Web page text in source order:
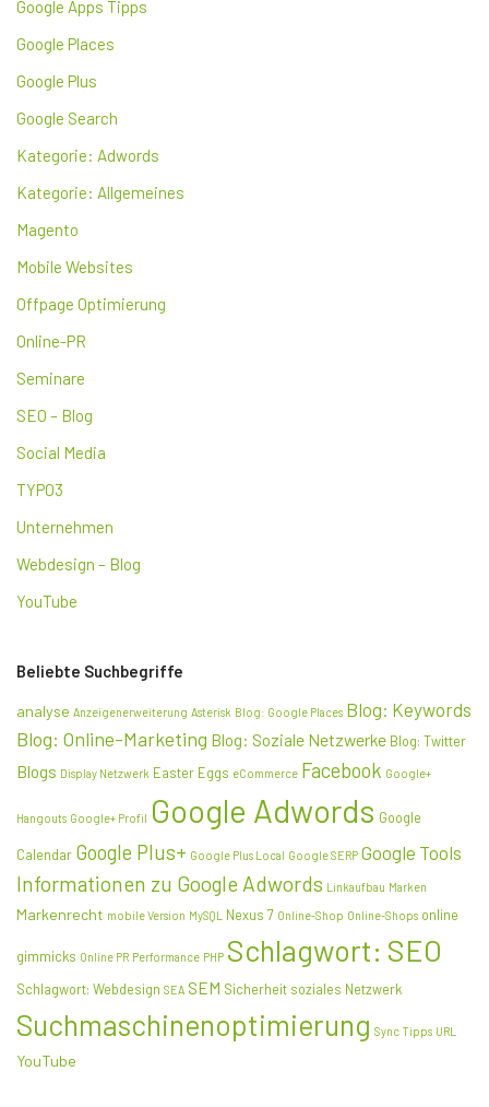
Google Apps Tipps
Google Places
Google Plus
Google Search
Kategorie: Adwords
Kategorie: Allgemeines
Magento
Mobile Websites
Offpage Optimierung
Online-PR
Seminare
SEO – Blog
Social Media
TYPO3
Unternehmen
Webdesign – Blog
YouTube
Beliebte Suchbegriffe
analyse Anzeigenerweiterung Asterisk Blog: Google Places Blog: Keywords
Blog: Online-Marketing Blog: Soziale Netzwerke Blog: Twitter
Blogs Display Netzwerk Easter Eggs eCommerce Facebook Google+
Hangouts Google+ Profil Google Adwords Google
Calendar Google Plus+ Google Plus Local Google SERP Google Tools
Informationen zu Google Adwords Linkaufbau Marken
Markenrecht mobile Version MySQL Nexus 7 Online-Shop Online-Shops online
gimmicks Online PR Performance PHP Schlagwort: SEO
Schlagwort: Webdesign SEA SEM Sicherheit soziales Netzwerk
Suchmaschinenoptimierung Sync Tipps URL
YouTube